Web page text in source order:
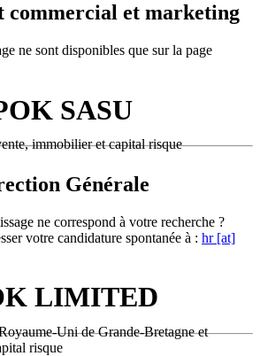
commercial et marketing
ne sont disponibles que sur la page
SASU
immobilier et capital risque
Générale
ne correspond à votre recherche ?
votre candidature spontanée à : hr [at]
LIMITED
Uni de Grande-Bretagne et
risque